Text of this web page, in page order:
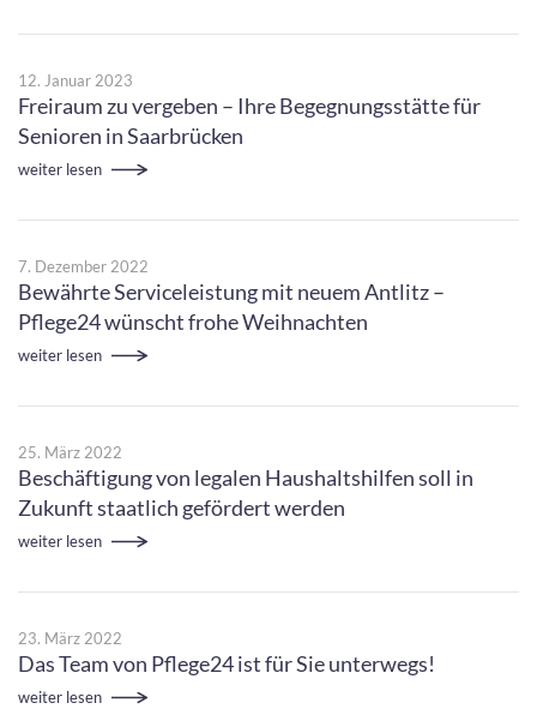
12. Januar 2023
Freiraum zu vergeben – Ihre Begegnungsstätte für
Senioren in Saarbrücken
weiter lesen
7. Dezember 2022
Bewährte Serviceleistung mit neuem Antlitz –
Pflege24 wünscht frohe Weihnachten
weiter lesen
25. März 2022
Beschäftigung von legalen Haushaltshilfen soll in
Zukunft staatlich gefördert werden
weiter lesen
23. März 2022
Das Team von Pflege24 ist für Sie unterwegs!
weiter lesen